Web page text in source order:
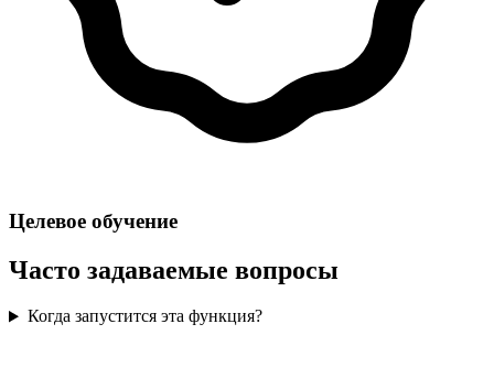
Целевое обучение
Часто задаваемые вопросы
Когда запустится эта функция?